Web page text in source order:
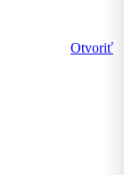
Otvoriť